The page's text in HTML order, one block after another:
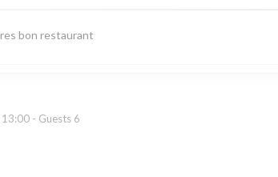
bon restaurant
13:00 - Guests 6